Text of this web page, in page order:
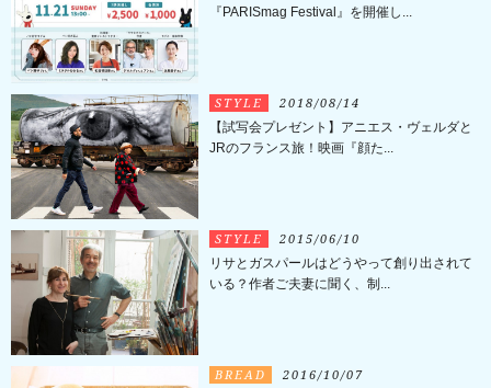
『PARISmag Festival』を開催し...
STYLE 2018/08/14
【試写会プレゼント】アニエス・ヴェルダと
JRのフランス旅！映画『顔た...
STYLE 2015/06/10
リサとガスパールはどうやって創り出されて
いる？作者ご夫妻に聞く、制...
BREAD 2016/10/07